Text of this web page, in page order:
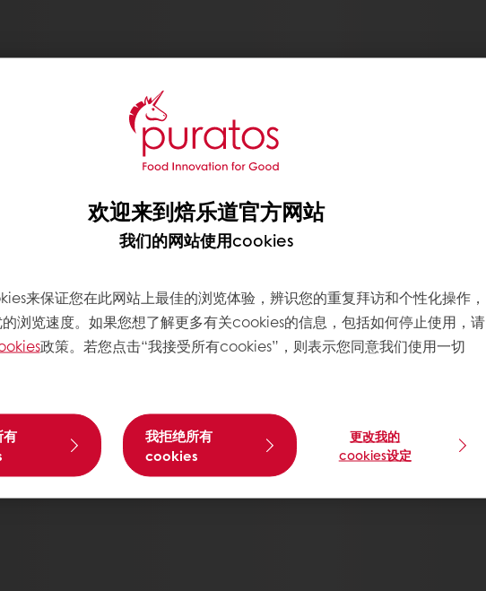
欢迎来到焙乐道官方网站
我们的网站使用cookies
来保证您在此网站上最佳的浏览体验，辨识您的重复拜访和个性化操作，
浏览速度。如果您想了解更多有关cookies的信息，包括如何停止使用，请
政策。若您点击“我接受所有cookies”，则表示您同意我们使用一切
我拒绝所有
cookies
更改我的
cookies设定